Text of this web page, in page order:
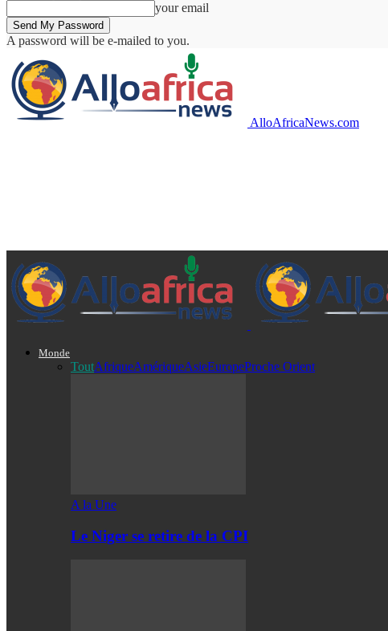
your email
A password will be e-mailed to you.
AlloAfricaNews.com
Monde
ToutAfriqueAmériqueAsieEuropeProche Orient
A la Une
Le Niger se retire de la CPI